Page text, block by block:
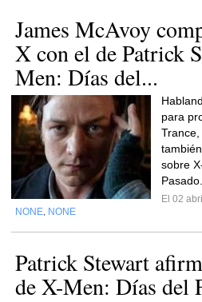
James McAvoy
X con el de Patrick
Men: Días del...
para
sobre
El 02
NONE NONE
Patrick Stewart
de X-Men: Días del